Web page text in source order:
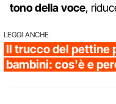
tono della voce,
LEGGI ANCHE
Il trucco del pettine
bambini: cos'è e